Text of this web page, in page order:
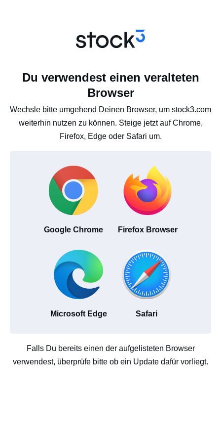
Du verwendest einen veralteten
Browser
Wechsle bitte umgehend Deinen Browser, um stock3.com
weiterhin nutzen zu können. Steige jetzt auf Chrome,
Firefox, Edge oder Safari um.
Google Chrome Firefox Browser
Microsoft Edge Safari
Falls Du bereits einen der aufgelisteten Browser
verwendest, überprüfe bitte ob ein Update dafür vorliegt.